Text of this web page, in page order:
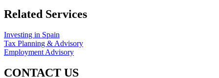
Related Services
Investing in Spain
Tax Planning & Advisory
Employment Advisory
CONTACT US